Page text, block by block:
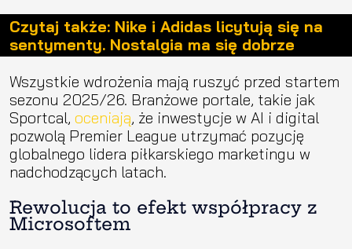
Czytaj także: Nike i Adidas licytują się na
sentymenty. Nostalgia ma się dobrze
Wszystkie wdrożenia mają ruszyć przed startem
sezonu 2025/26. Branżowe portale, takie jak
Sportcal, oceniają, że inwestycje w AI i digital
pozwolą Premier League utrzymać pozycję
globalnego lidera piłkarskiego marketingu w
nadchodzących latach.
Rewolucja to efekt współpracy z
Microsoftem